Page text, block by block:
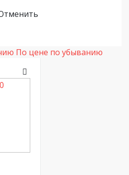
По цене по убыванию